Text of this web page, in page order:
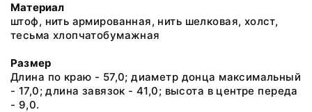
Материал
штоф, нить армированная, нить шелковая, холст,
тесьма хлопчатобумажная
Размер
Длина по краю - 57,0; диаметр донца максимальный
- 17,0; длина завязок - 41,0; высота в центре переда
- 9,0.